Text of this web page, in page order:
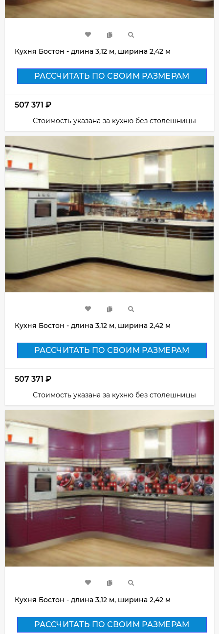
Кухня Бостон - длина 3,12 м, ширина 2,42 м
РАССЧИТАТЬ ПО СВОИМ РАЗМЕРАМ
507 371 ₽
Стоимость указана за кухню без столешницы
Кухня Бостон - длина 3,12 м, ширина 2,42 м
РАССЧИТАТЬ ПО СВОИМ РАЗМЕРАМ
507 371 ₽
Стоимость указана за кухню без столешницы
Кухня Бостон - длина 3,12 м, ширина 2,42 м
РАССЧИТАТЬ ПО СВОИМ РАЗМЕРАМ